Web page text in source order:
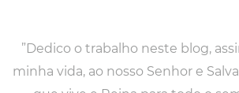
”Dedico o trabalho neste blog,
minha vida, ao nosso Senhor e